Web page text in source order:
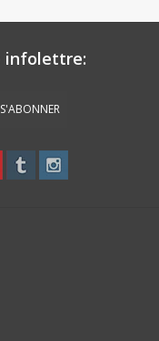
infolettre:
S'ABONNER